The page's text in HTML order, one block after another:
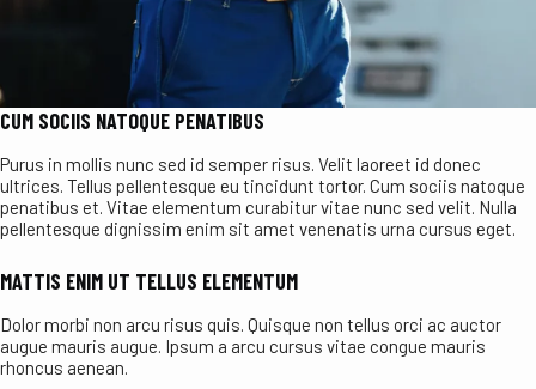
CUM SOCIIS NATOQUE PENATIBUS
Purus in mollis nunc sed id semper risus. Velit laoreet id donec
ultrices. Tellus pellentesque eu tincidunt tortor. Cum sociis natoque
penatibus et. Vitae elementum curabitur vitae nunc sed velit. Nulla
pellentesque dignissim enim sit amet venenatis urna cursus eget.
MATTIS ENIM UT TELLUS ELEMENTUM
Dolor morbi non arcu risus quis. Quisque non tellus orci ac auctor
augue mauris augue. Ipsum a arcu cursus vitae congue mauris
rhoncus aenean.